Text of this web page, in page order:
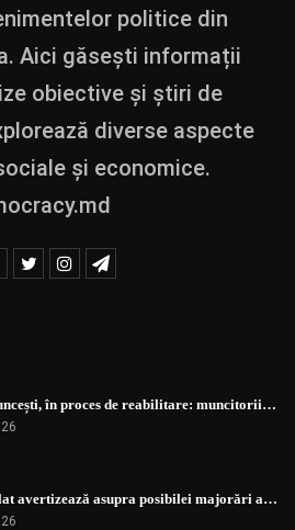
politice din
Aici găsești informații
obiective și știri de
diverse aspecte
și economice.
în proces de reabilitare: muncitorii…
avertizează asupra posibilei majorări a…